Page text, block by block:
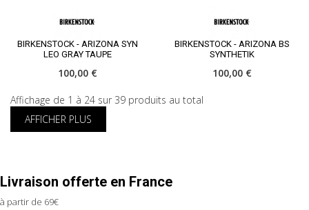
BIRKENSTOCK - ARIZONA SYN
LEO GRAY TAUPE
100,00 €
BIRKENSTOCK - ARIZONA BS
SYNTHETIK
100,00 €
Affichage de 1 à 24 sur 39 produits au total
AFFICHER PLUS
Livraison offerte en France
à partir de 69€